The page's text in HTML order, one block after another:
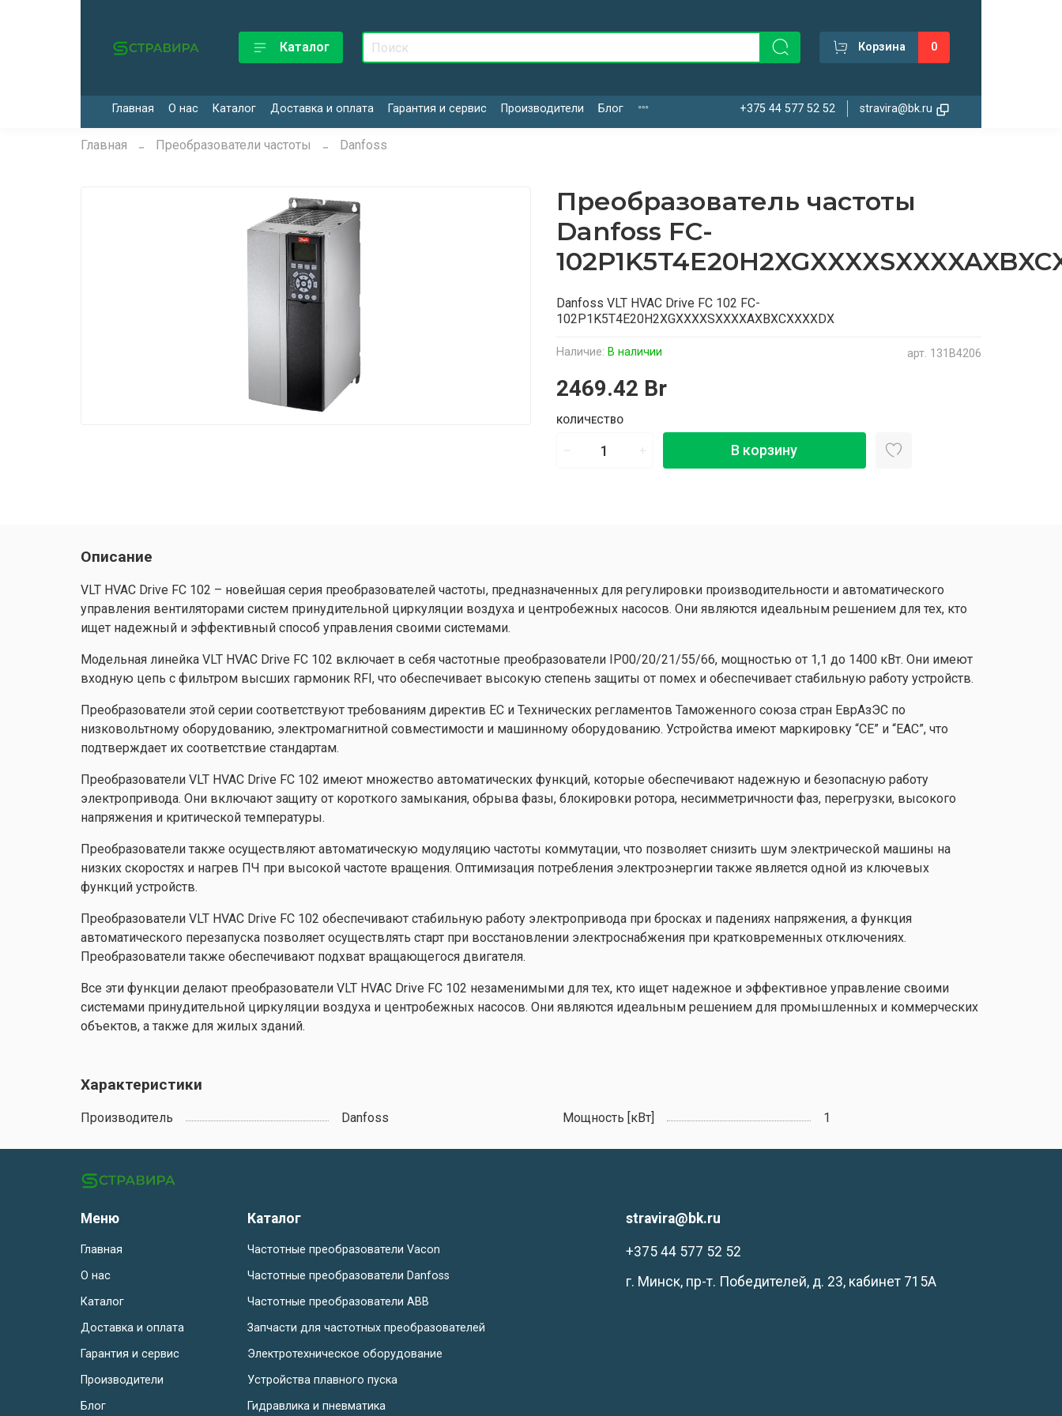
Каталог Корзина 0
Главная О нас Каталог Доставка и оплата Гарантия и сервис Производители Блог +375 44 577 52 52 stravira@bk.ru
Главная Преобразователи частоты Danfoss
арт. 131B4206
Наличие: В наличии
Преобразователь частоты
Danfoss FC-
2469.42 Br
КОЛИЧЕСТВО
В корзину
Danfoss VLT HVAC Drive FC 102 FC-
102P1K5T4E20H2XGXXXXSXXXXAXBXCXXXXDX
Описание
VLT HVAC Drive FC 102 – новейшая серия преобразователей частоты, предназначенных для регулировки производительности и автоматического
управления вентиляторами систем принудительной циркуляции воздуха и центробежных насосов. Они являются идеальным решением для тех, кто
ищет надежный и эффективный способ управления своими системами.
Модельная линейка VLT HVAC Drive FC 102 включает в себя частотные преобразователи IP00/20/21/55/66, мощностью от 1,1 до 1400 кВт. Они имеют
входную цепь с фильтром высших гармоник RFI, что обеспечивает высокую степень защиты от помех и обеспечивает стабильную работу устройств.
Преобразователи этой серии соответствуют требованиям директив ЕС и Технических регламентов Таможенного союза стран ЕврАзЭС по
низковольтному оборудованию, электромагнитной совместимости и машинному оборудованию. Устройства имеют маркировку “СЕ” и “EAC”, что
подтверждает их соответствие стандартам.
Преобразователи VLT HVAC Drive FC 102 имеют множество автоматических функций, которые обеспечивают надежную и безопасную работу
электропривода. Они включают защиту от короткого замыкания, обрыва фазы, блокировки ротора, несимметричности фаз, перегрузки, высокого
напряжения и критической температуры.
Преобразователи также осуществляют автоматическую модуляцию частоты коммутации, что позволяет снизить шум электрической машины на
низких скоростях и нагрев ПЧ при высокой частоте вращения. Оптимизация потребления электроэнергии также является одной из ключевых
функций устройств.
Преобразователи VLT HVAC Drive FC 102 обеспечивают стабильную работу электропривода при бросках и падениях напряжения, а функция
автоматического перезапуска позволяет осуществлять старт при восстановлении электроснабжения при кратковременных отключениях.
Преобразователи также обеспечивают подхват вращающегося двигателя.
Все эти функции делают преобразователи VLT HVAC Drive FC 102 незаменимыми для тех, кто ищет надежное и эффективное управление своими
системами принудительной циркуляции воздуха и центробежных насосов. Они являются идеальным решением для промышленных и коммерческих
объектов, а также для жилых зданий.
Характеристики
Производитель Danfoss Мощность [кВт] 1
Меню
Главная
О нас
Каталог
Доставка и оплата
Гарантия и сервис
Производители
Блог
Каталог
Частотные преобразователи Vacon
Частотные преобразователи Danfoss
Частотные преобразователи ABB
Запчасти для частотных преобразователей
Электротехническое оборудование
Устройства плавного пуска
Гидравлика и пневматика
stravira@bk.ru
+375 44 577 52 52
г. Минск, пр-т. Победителей, д. 23, кабинет 715А